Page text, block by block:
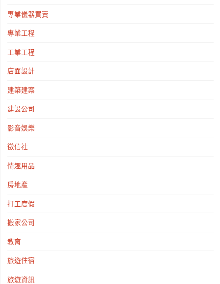
專業儀器買賣
專業工程
工業工程
店面設計
建築建案
建設公司
影音娛樂
徵信社
情趣用品
房地產
打工度假
搬家公司
教育
旅遊住宿
旅遊資訊